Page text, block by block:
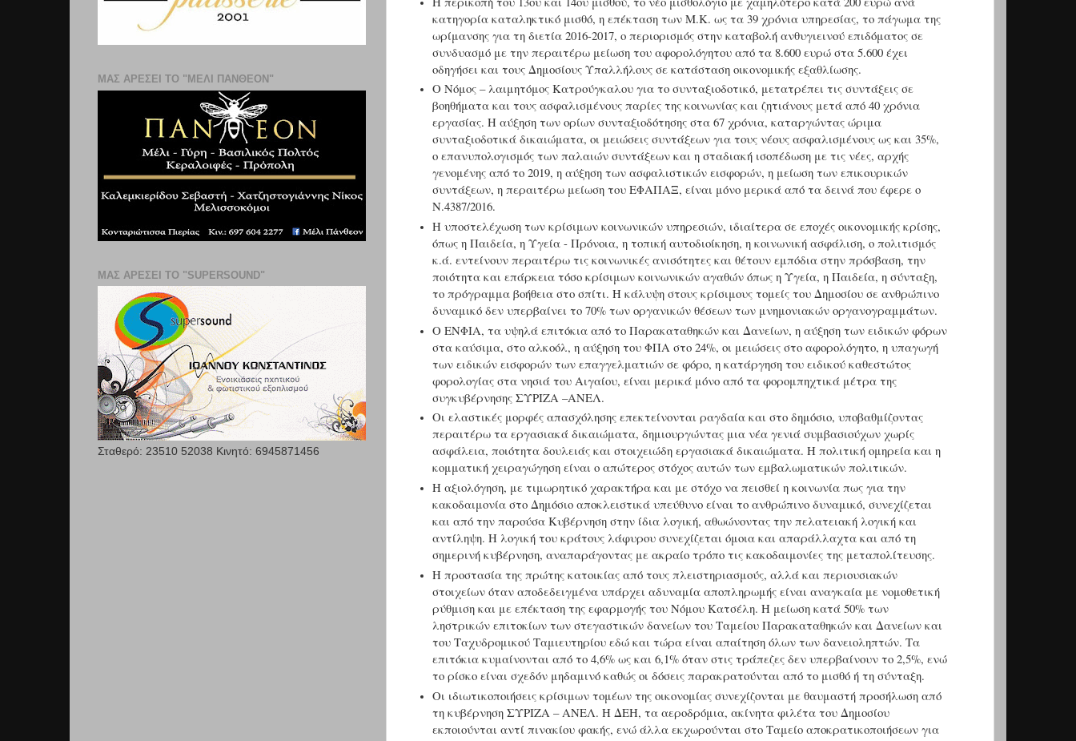
κατηγορία καταληκτικό μισθό, η επέκταση των Μ.Κ. ως τα 39 χρόνια υπηρεσίας, το πάγωμα της
ωρίμανσης για τη διετία 2016-2017, ο περιορισμός στην καταβολή ανθυγιεινού επιδόματος σε
συνδυασμό με την περαιτέρω μείωση του αφορολόγητου από τα 8.600 ευρώ στα 5.600 έχει
οδηγήσει και τους Δημοσίους Υπαλλήλους σε κατάσταση οικονομικής εξαθλίωσης.
Ο Νόμος – λαιμητόμος Κατρούγκαλου για το συνταξιοδοτικό, μετατρέπει τις συντάξεις σε
βοηθήματα και τους ασφαλισμένους παρίες της κοινωνίας και ζητιάνους μετά από 40 χρόνια
εργασίας. Η αύξηση των ορίων συνταξιοδότησης στα 67 χρόνια, καταργώντας ώριμα
συνταξιοδοτικά δικαιώματα, οι μειώσεις συντάξεων για τους νέους ασφαλισμένους ως και 35%,
ο επανυπολογισμός των παλαιών συντάξεων και η σταδιακή ισοπέδωση με τις νέες, αρχής
γενομένης από το 2019, η αύξηση των ασφαλιστικών εισφορών, η μείωση των επικουρικών
συντάξεων, η περαιτέρω μείωση του ΕΦΑΠΑΞ, είναι μόνο μερικά από τα δεινά που έφερε ο
Ν.4387/2016.
Η υποστελέχωση των κρίσιμων κοινωνικών υπηρεσιών, ιδιαίτερα σε εποχές οικονομικής κρίσης,
όπως η Παιδεία, η Υγεία - Πρόνοια, η τοπική αυτοδιοίκηση, η κοινωνική ασφάλιση, ο πολιτισμός
κ.ά. εντείνουν περαιτέρω τις κοινωνικές ανισότητες και θέτουν εμπόδια στην πρόσβαση, την
ποιότητα και επάρκεια τόσο κρίσιμων κοινωνικών αγαθών όπως η Υγεία, η Παιδεία, η σύνταξη,
το πρόγραμμα βοήθεια στο σπίτι. Η κάλυψη στους κρίσιμους τομείς του Δημοσίου σε ανθρώπινο
δυναμικό δεν υπερβαίνει το 70% των οργανικών θέσεων των μνημονιακών οργανογραμμάτων.
Ο ΕΝΦΙΑ, τα υψηλά επιτόκια από το Παρακαταθηκών και Δανείων, η αύξηση των ειδικών φόρων
στα καύσιμα, στο αλκοόλ, η αύξηση του ΦΠΑ στο 24%, οι μειώσεις στο αφορολόγητο, η υπαγωγή
των ειδικών εισφορών των επαγγελματιών σε φόρο, η κατάργηση του ειδικού καθεστώτος
φορολογίας στα νησιά του Αιγαίου, είναι μερικά μόνο από τα φορομπηχτικά μέτρα της
συγκυβέρνησης ΣΥΡΙΖΑ –ΑΝΕΛ.
Οι ελαστικές μορφές απασχόλησης επεκτείνονται ραγδαία και στο δημόσιο, υποβαθμίζοντας
περαιτέρω τα εργασιακά δικαιώματα, δημιουργώντας μια νέα γενιά συμβασιούχων χωρίς
ασφάλεια, ποιότητα δουλειάς και στοιχειώδη εργασιακά δικαιώματα. Η πολιτική ομηρεία και η
κομματική χειραγώγηση είναι ο απώτερος στόχος αυτών των εμβαλωματικών πολιτικών.
Η αξιολόγηση, με τιμωρητικό χαρακτήρα και με στόχο να πεισθεί η κοινωνία πως για την
κακοδαιμονία στο Δημόσιο αποκλειστικά υπεύθυνο είναι το ανθρώπινο δυναμικό, συνεχίζεται
και από την παρούσα Κυβέρνηση στην ίδια λογική, αθωώνοντας την πελατειακή λογική και
αντίληψη. Η λογική του κράτους λάφυρου συνεχίζεται όμοια και απαράλλαχτα και από τη
σημερινή κυβέρνηση, αναπαράγοντας με ακραίο τρόπο τις κακοδαιμονίες της μεταπολίτευσης.
Η προστασία της πρώτης κατοικίας από τους πλειστηριασμούς, αλλά και περιουσιακών
στοιχείων όταν αποδεδειγμένα υπάρχει αδυναμία αποπληρωμής είναι αναγκαία με νομοθετική
ρύθμιση και με επέκταση της εφαρμογής του Νόμου Κατσέλη. Η μείωση κατά 50% των
ληστρικών επιτοκίων των στεγαστικών δανείων του Ταμείου Παρακαταθηκών και Δανείων και
του Ταχυδρομικού Ταμιευτηρίου εδώ και τώρα είναι απαίτηση όλων των δανειοληπτών. Τα
επιτόκια κυμαίνονται από το 4,6% ως και 6,1% όταν στις τράπεζες δεν υπερβαίνουν το 2,5%, ενώ
το ρίσκο είναι σχεδόν μηδαμινό καθώς οι δόσεις παρακρατούνται από το μισθό ή τη σύνταξη.
Οι ιδιωτικοποιήσεις κρίσιμων τομέων της οικονομίας συνεχίζονται με θαυμαστή προσήλωση από
τη κυβέρνηση ΣΥΡΙΖΑ – ΑΝΕΛ. Η ΔΕΗ, τα αεροδρόμια, ακίνητα φιλέτα του Δημοσίου
εκποιούνται αντί πινακίου φακής, ενώ άλλα εκχωρούνται στο Ταμείο αποκρατικοποιήσεων για
ΜΑΣ ΑΡΕΣΕΙ ΤΟ "ΜΕΛΙ ΠΑΝΘΕΟΝ"
ΜΑΣ ΑΡΕΣΕΙ ΤΟ "SUPERSOUND"
Σταθερό: 23510 52038 Κινητό: 6945871456